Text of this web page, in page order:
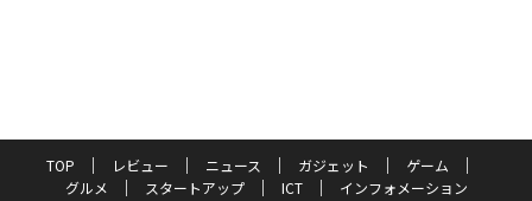
TOP レビュー ニュース ガジェット
ゲーム
グルメ
スタートアップ ICT
インフォメーション